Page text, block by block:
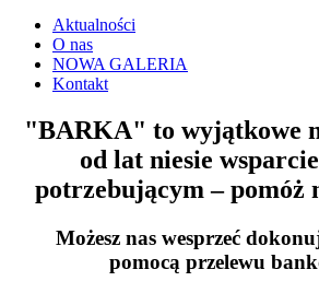
Aktualności
O nas
NOWA GALERIA
Kontakt
"BARKA" to wyjątkowe
od lat niesie
potrzebującym – pomóż
Możesz nas wesprzeć
pomocą przelewu